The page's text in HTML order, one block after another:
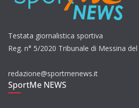
Testata giornalistica sportiva
Reg. n° 5/2020 Tribunale di Messina
redazione@sportmenews.it
SportMe NEWS